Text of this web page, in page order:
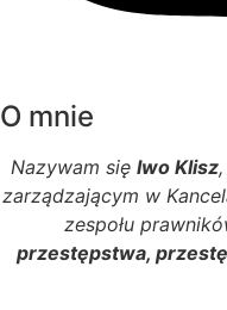
O mnie
Nazywam się Iwo Klisz
zarządzającym w
zespołu
przestępstwa,